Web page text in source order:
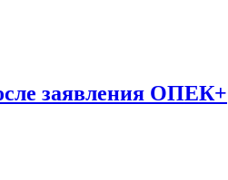
заявления ОПЕК+